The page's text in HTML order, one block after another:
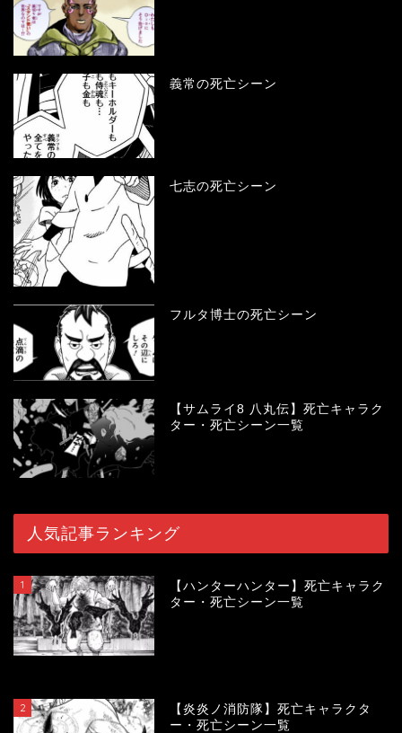
義常の死亡シーン
七志の死亡シーン
フルタ博士の死亡シーン
【サムライ8 八丸伝】死亡キャラク
ター・死亡シーン一覧
人気記事ランキング
1
【ハンターハンター】死亡キャラク
ター・死亡シーン一覧
2
【炎炎ノ消防隊】死亡キャラクタ
ー・死亡シーン一覧